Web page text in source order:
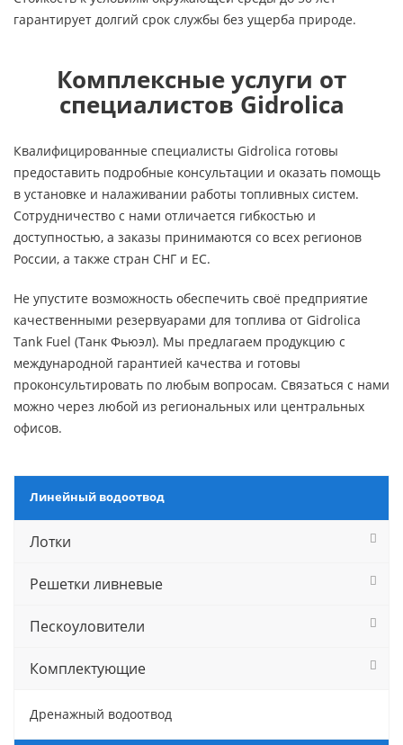
гарантирует долгий срок службы без ущерба природе.
Комплексные услуги от
специалистов Gidrolica
Квалифицированные специалисты Gidrolica готовы
предоставить подробные консультации и оказать помощь
в установке и налаживании работы топливных систем.
Сотрудничество с нами отличается гибкостью и
доступностью, а заказы принимаются со всех регионов
России, а также стран СНГ и ЕС.
Не упустите возможность обеспечить своё предприятие
качественными резервуарами для топлива от Gidrolica
Tank Fuel (Танк Фьюэл). Мы предлагаем продукцию с
международной гарантией качества и готовы
проконсультировать по любым вопросам. Связаться с нами
можно через любой из региональных или центральных
офисов.
Линейный водоотвод
Лотки
Решетки ливневые
Пескоуловители
Комплектующие
Дренажный водоотвод